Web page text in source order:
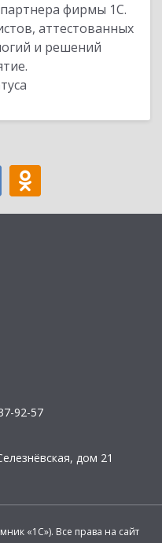
фирмы 1С.
аттестованных
и решений
92-57
дом 21
«1С»). Все права на сайт